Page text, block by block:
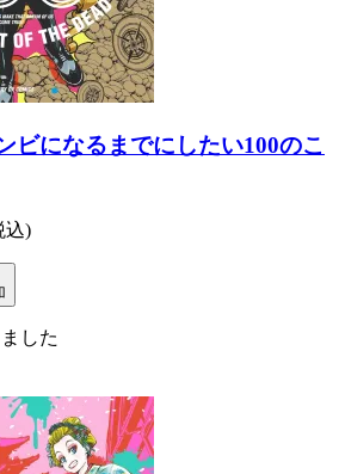
ビになるまでにしたい100のこ
込)
した